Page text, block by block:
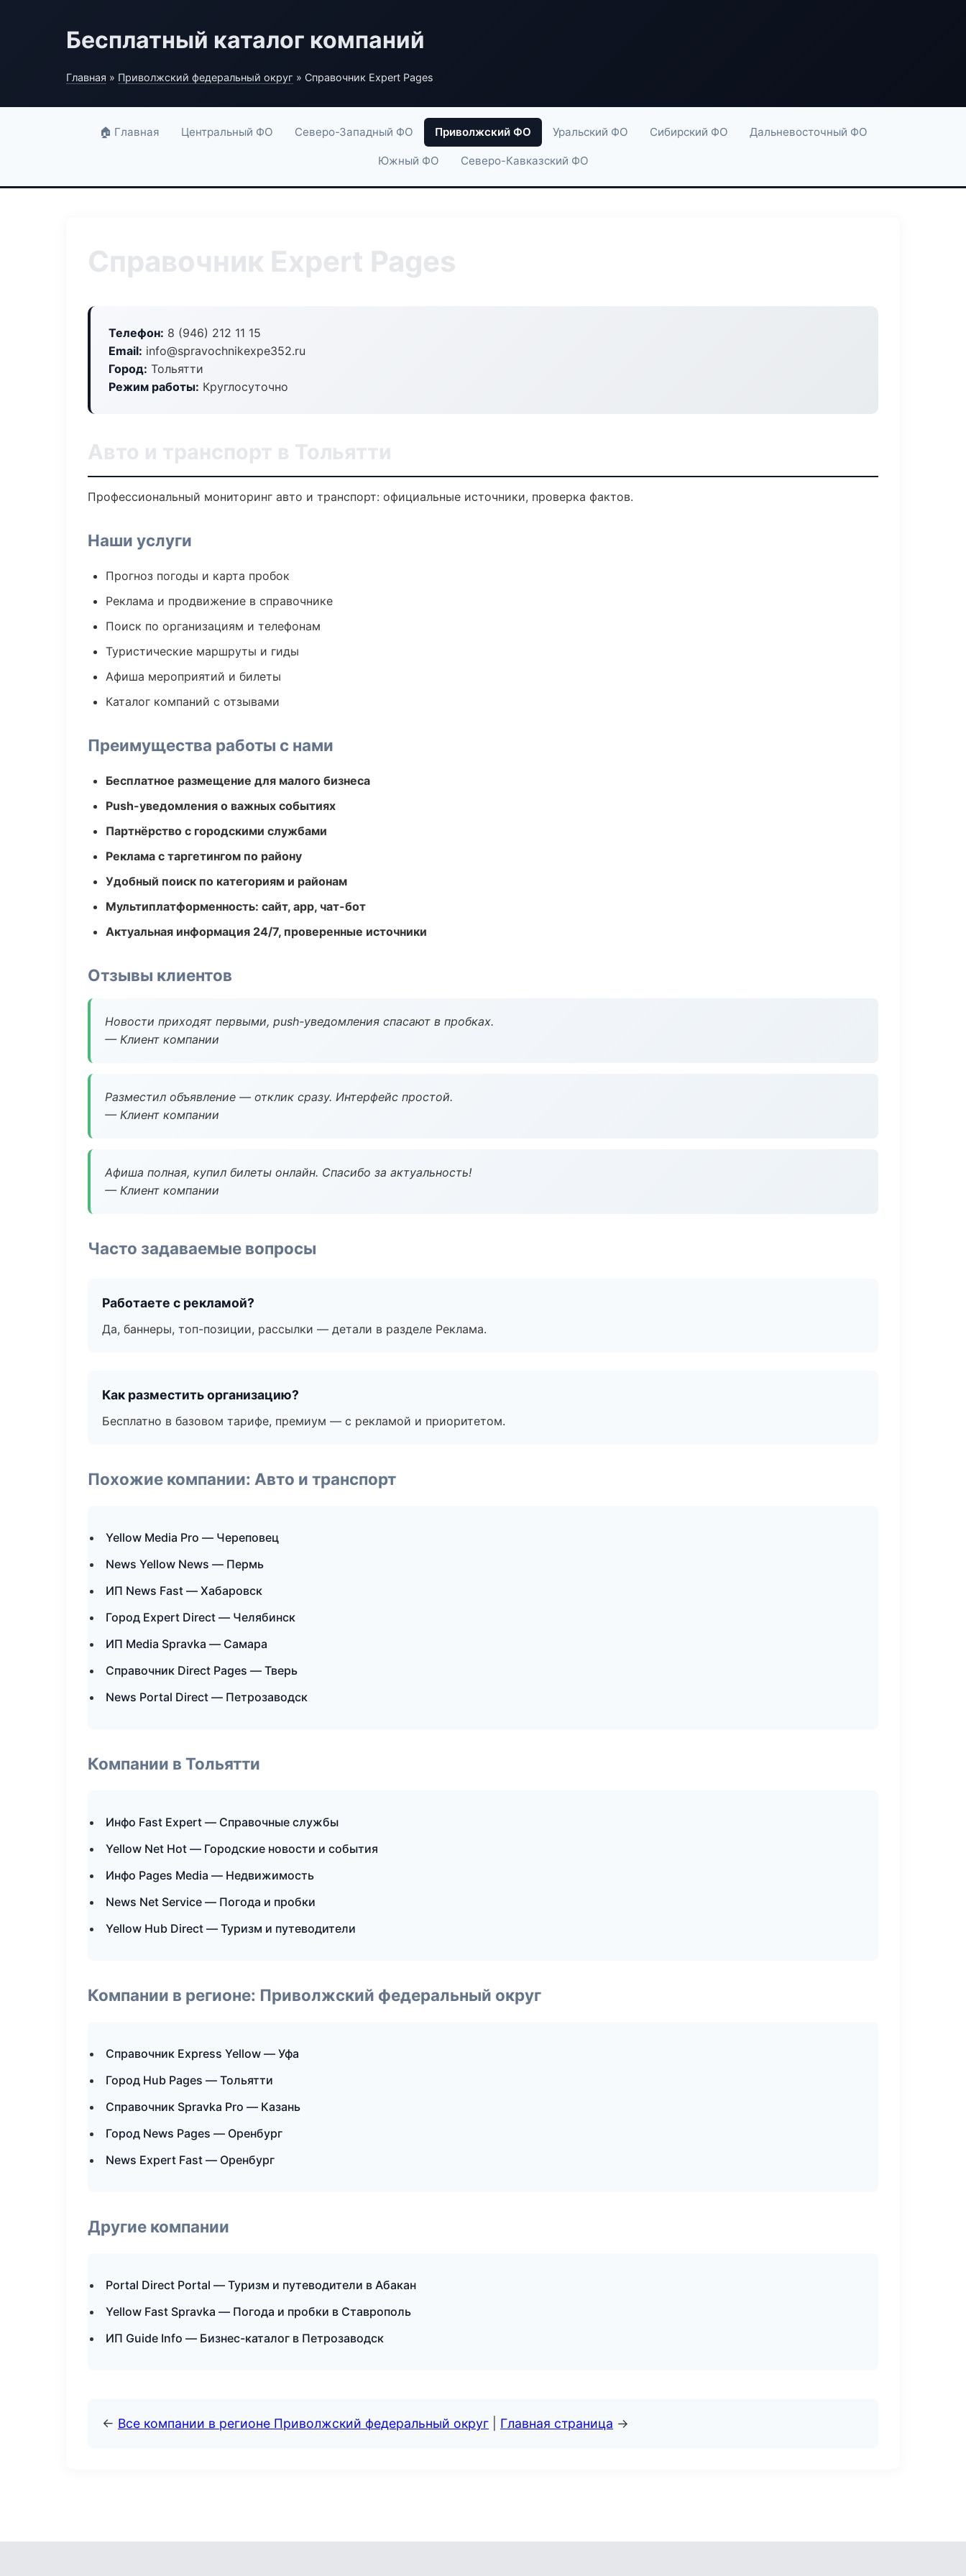
Бесплатный каталог компаний
Главная » Приволжский федеральный округ » Справочник Expert Pages
🏠 Главная Центральный ФО Северо-Западный ФО Приволжский ФО Уральский ФО Сибирский ФО Дальневосточный ФО
Южный ФО Северо-Кавказский ФО
Справочник Expert Pages
Телефон: 8 (946) 212 11 15
Email: info@spravochnikexpe352.ru
Город: Тольятти
Режим работы: Круглосуточно
Авто и транспорт в Тольятти
Профессиональный мониторинг авто и транспорт: официальные источники, проверка фактов.
Наши услуги
Прогноз погоды и карта пробок
Реклама и продвижение в справочнике
Поиск по организациям и телефонам
Туристические маршруты и гиды
Афиша мероприятий и билеты
Каталог компаний с отзывами
Преимущества работы с нами
Бесплатное размещение для малого бизнеса
Push-уведомления о важных событиях
Партнёрство с городскими службами
Реклама с таргетингом по району
Удобный поиск по категориям и районам
Мультиплатформенность: сайт, app, чат-бот
Актуальная информация 24/7, проверенные источники
Отзывы клиентов
Новости приходят первыми, push-уведомления спасают в пробках.
— Клиент компании
Разместил объявление — отклик сразу. Интерфейс простой.
— Клиент компании
Афиша полная, купил билеты онлайн. Спасибо за актуальность!
— Клиент компании
Часто задаваемые вопросы
Работаете с рекламой?
Да, баннеры, топ-позиции, рассылки — детали в разделе Реклама.
Как разместить организацию?
Бесплатно в базовом тарифе, премиум — с рекламой и приоритетом.
Похожие компании: Авто и транспорт
Yellow Media Pro — Череповец
News Yellow News — Пермь
ИП News Fast — Хабаровск
Город Expert Direct — Челябинск
ИП Media Spravka — Самара
Справочник Direct Pages — Тверь
News Portal Direct — Петрозаводск
Компании в Тольятти
Инфо Fast Expert — Справочные службы
Yellow Net Hot — Городские новости и события
Инфо Pages Media — Недвижимость
News Net Service — Погода и пробки
Yellow Hub Direct — Туризм и путеводители
Компании в регионе: Приволжский федеральный округ
Справочник Express Yellow — Уфа
Город Hub Pages — Тольятти
Справочник Spravka Pro — Казань
Город News Pages — Оренбург
News Expert Fast — Оренбург
Другие компании
Portal Direct Portal — Туризм и путеводители в Абакан
Yellow Fast Spravka — Погода и пробки в Ставрополь
ИП Guide Info — Бизнес-каталог в Петрозаводск
← Все компании в регионе Приволжский федеральный округ Главная страница →